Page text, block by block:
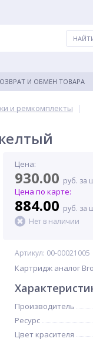
И ОБМЕН ТОВАРА
и ремкомплекты
|
Цена:
930.00 руб. за
Цена по карте:
884.00 руб. за
Нет в наличии
Артикул: 00-00021005
Картридж аналог
Производитель
Ресурс
Цвет красителя